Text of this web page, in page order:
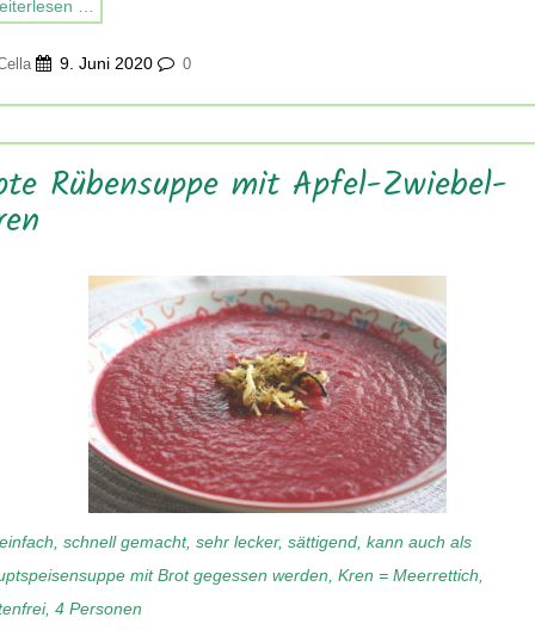
…
9. Juni 2020 0
Rübensuppe mit Apfel-Zwiebel-
schnell gemacht, sehr lecker, sättigend, kann auch als
mit Brot gegessen werden, Kren = Meerrettich,
4 Personen